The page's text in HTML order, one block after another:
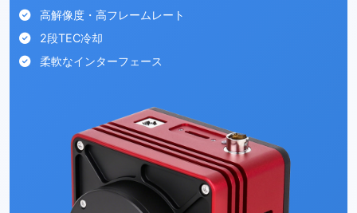
高解像度・高フレームレート
2段TEC冷却
柔軟なインターフェース